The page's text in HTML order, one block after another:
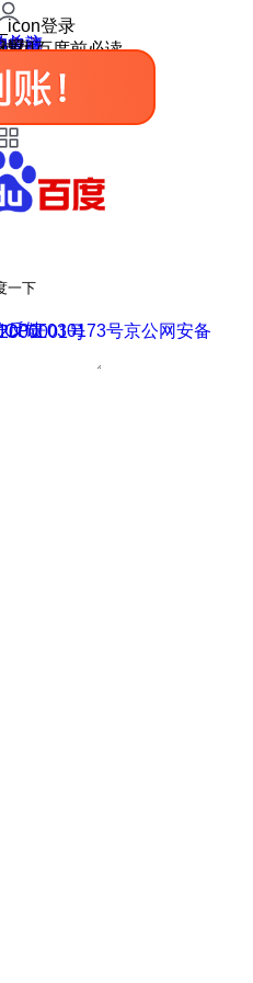
登录
关注
收藏
中心
反馈
置用百度前必读
一下
反馈证030173号
号